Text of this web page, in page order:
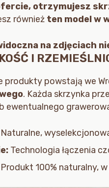
otrzymujesz
również ten model w
na zdjęciach
I
produkty powstają we
. Każda skrzynka
ewentualnego
Naturalne,
Technologia łączenia
Produkt 100% naturalny,